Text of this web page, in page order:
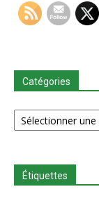
Catégories
Catégories
Étiquettes